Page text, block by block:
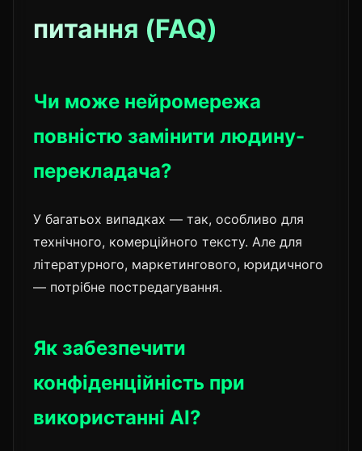
питання (FAQ)
Чи може нейромережа
повністю замінити людину-
перекладача?
У багатьох випадках — так, особливо для
технічного, комерційного тексту. Але для
літературного, маркетингового, юридичного
— потрібне постредагування.
Як забезпечити
конфіденційність при
використанні AI?